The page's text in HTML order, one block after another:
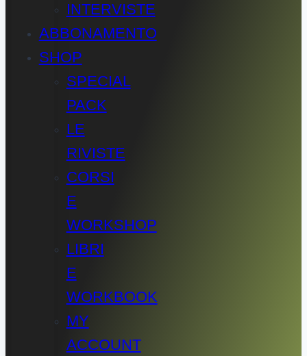
INTERVISTE
ABBONAMENTO
SHOP
SPECIAL
PACK
LE
RIVISTE
CORSI
E
WORKSHOP
LIBRI
E
WORKBOOK
MY
ACCOUNT